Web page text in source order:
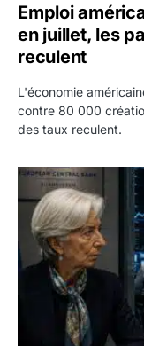
Emploi
en juillet, les
reculent
L'économie
contre 80 000
des taux reculent.
Yen : Washington